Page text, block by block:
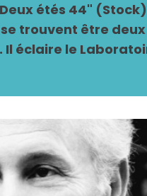
étés 44"
trouvent être
éclaire le